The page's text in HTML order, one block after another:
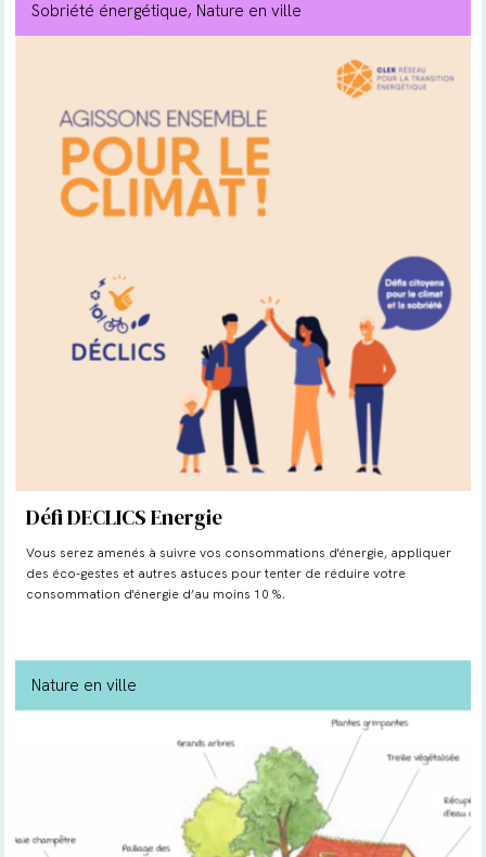
Sobriété énergétique, Nature en ville
Défi DECLICS Energie
Vous serez amenés à suivre vos consommations d'énergie, appliquer
des éco-gestes et autres astuces pour tenter de réduire votre
consommation d'énergie d’au moins 10 %.
Nature en ville